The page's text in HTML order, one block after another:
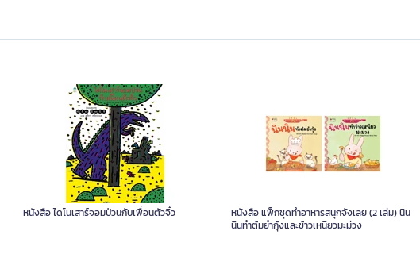
หนังสือ ไดโนเสาร์จอมป่วนกับเพื่อนตัวจิ๋ว
หนังสือ แพ็กชุดทำอาหารสนุกจังเลย (2 เล่ม) นิน
นินทำต้มยำกุ้งและข้าวเหนียวมะม่วง